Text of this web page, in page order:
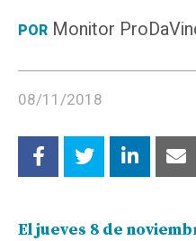
POR Monitor
08/11/2018
El jueves 8 de